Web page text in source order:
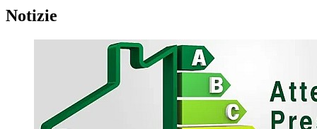
Notizie